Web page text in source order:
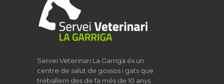
Servei Veterinari La Garriga és un
centre de salut de gossos i gats que
treballem des de fa més de 10 anys